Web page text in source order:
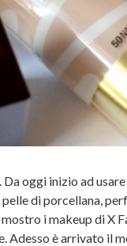
oggi inizio ad
di porcellana,
i makeup di X
è arrivato il